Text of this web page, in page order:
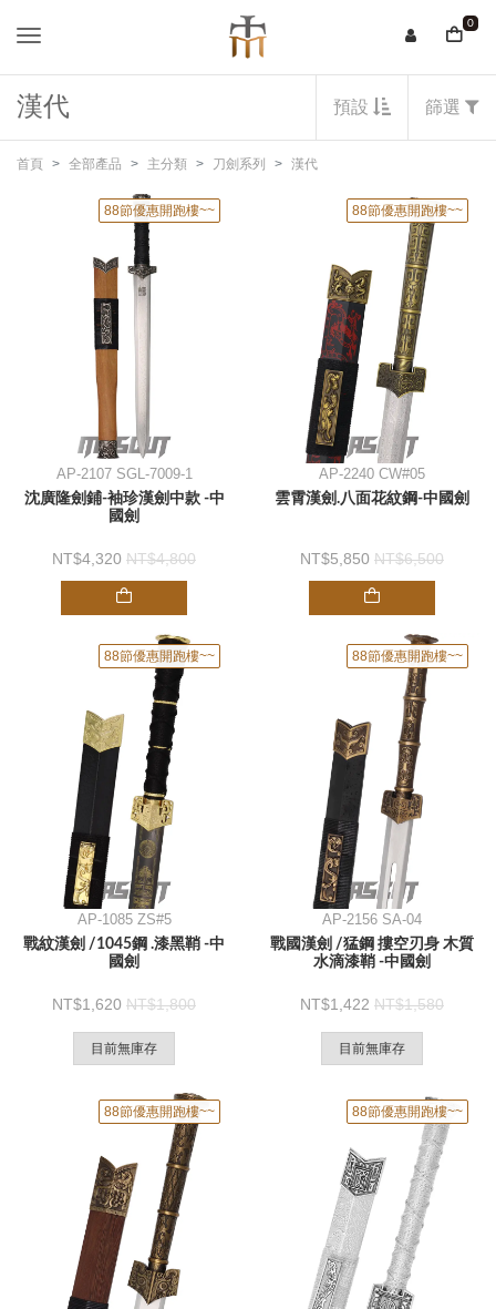
0
漢代 預設 篩選
首頁 全部產品 主分類 刀劍系列 漢代
88節優惠開跑樓~~
AP-2107 SGL-7009-1
沈廣隆劍鋪-袖珍漢劍中款 -中
國劍
4,320 4,800
88節優惠開跑樓~~
AP-2240 CW#05
雲霄漢劍.八面花紋鋼-中國劍
5,850 6,500
88節優惠開跑樓~~
AP-1085 ZS#5
戰紋漢劍 /1045鋼 .漆黑鞘 -中
國劍
1,620 1,800
目前無庫存
88節優惠開跑樓~~
AP-2156 SA-04
戰國漢劍 /猛鋼 摟空刃身 木質
水滴漆鞘 -中國劍
1,422 1,580
目前無庫存
88節優惠開跑樓~~ 88節優惠開跑樓~~